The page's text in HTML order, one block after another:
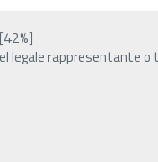
[42%]
legale rappresentante